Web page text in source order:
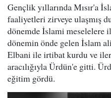
Gençlik yıllarında Mısır'a
faaliyetleri zirveye ulaşmış
dönemde İslami meselelere
dönemin önde gelen İslam
Elbani ile irtibat kurdu ve
aracılığıyla Ürdün'e gitti.
eğitim gördü.